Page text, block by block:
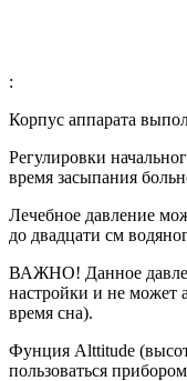
:
Корпус аппарата
Регулировки
время засыпания
Лечебное давление
до двадцати см
ВАЖНО! Данное
настройки и не может
время сна).
Фунция Alttitude
пользоваться